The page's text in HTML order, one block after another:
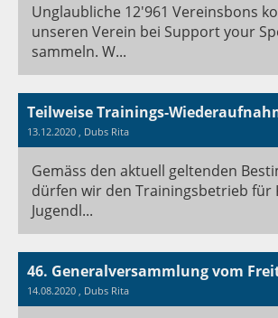
Unglaubliche 12'961 Vereinsbons
unseren Verein bei Support your
sammeln. W...
13.12.2020 , Dubs Rita
Gemäss den aktuell geltenden
dürfen wir den Trainingsbetrieb für
Jugendl...
14.08.2020 , Dubs Rita